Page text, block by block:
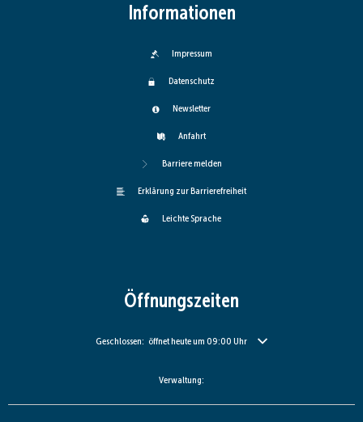
Informationen
Impressum
Datenschutz
Newsletter
Anfahrt
Barriere melden
Erklärung zur Barrierefreiheit
Leichte Sprache
Öffnungszeiten
Klicken, um weitere Öffnungs- oder Schließzeiten auszublenden
Geschlossen: öffnet heute um 09:00 Uhr
Verwaltung: